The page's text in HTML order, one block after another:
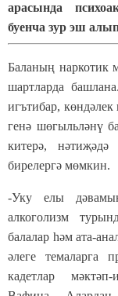
арасында
буенча зур эш
Баланың наркотик
шартларда
игътибар,
генә шөгыльләнү
китерә, нәтиҗәдә
бирелергә мөмкин.
-Уку елы
алкоголизм
балалар һәм ата-
әлеге темаларга
кадетлар